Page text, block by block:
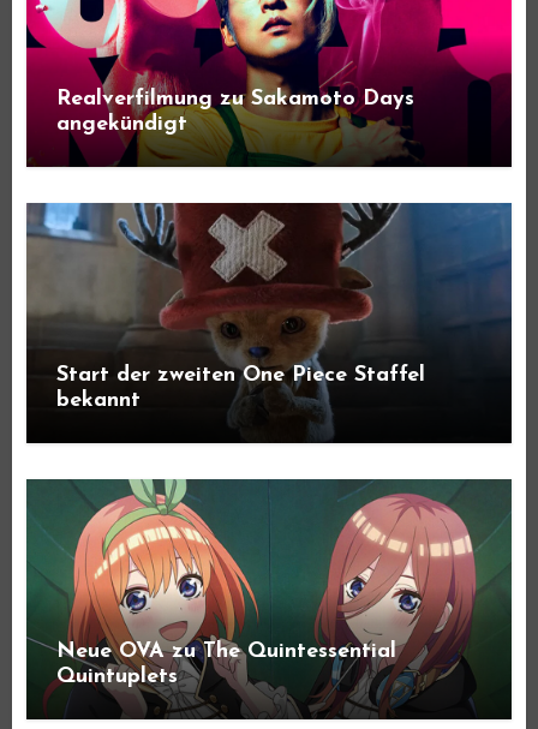
Realverfilmung zu Sakamoto Days
angekündigt
Start der zweiten One Piece Staffel
bekannt
Neue OVA zu The Quintessential
Quintuplets